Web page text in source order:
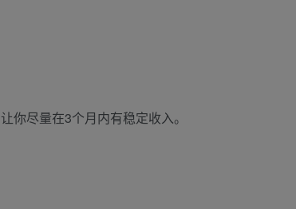
你尽量在3个月内有稳定收入。